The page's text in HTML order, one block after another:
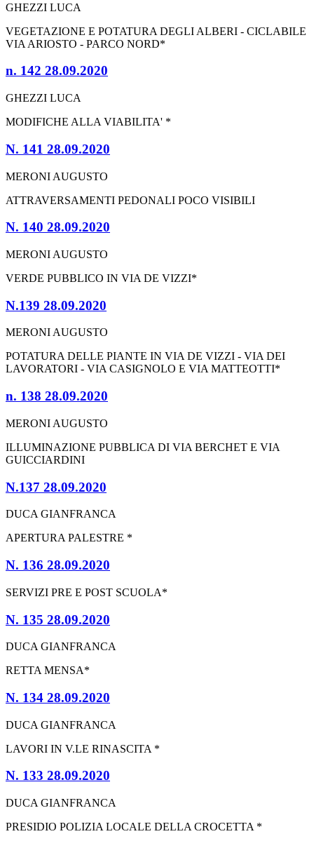
GHEZZI LUCA
VEGETAZIONE E POTATURA DEGLI ALBERI - CICLABILE
VIA ARIOSTO - PARCO NORD*
n. 142 28.09.2020
GHEZZI LUCA
MODIFICHE ALLA VIABILITA' *
N. 141 28.09.2020
MERONI AUGUSTO
ATTRAVERSAMENTI PEDONALI POCO VISIBILI
N. 140 28.09.2020
MERONI AUGUSTO
VERDE PUBBLICO IN VIA DE VIZZI*
N.139 28.09.2020
MERONI AUGUSTO
POTATURA DELLE PIANTE IN VIA DE VIZZI - VIA DEI
LAVORATORI - VIA CASIGNOLO E VIA MATTEOTTI*
n. 138 28.09.2020
MERONI AUGUSTO
ILLUMINAZIONE PUBBLICA DI VIA BERCHET E VIA
GUICCIARDINI
N.137 28.09.2020
DUCA GIANFRANCA
APERTURA PALESTRE *
N. 136 28.09.2020
SERVIZI PRE E POST SCUOLA*
N. 135 28.09.2020
DUCA GIANFRANCA
RETTA MENSA*
N. 134 28.09.2020
DUCA GIANFRANCA
LAVORI IN V.LE RINASCITA *
N. 133 28.09.2020
DUCA GIANFRANCA
PRESIDIO POLIZIA LOCALE DELLA CROCETTA *